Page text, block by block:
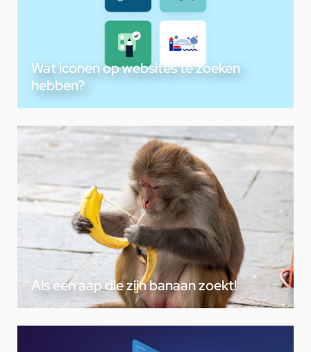
Wat iconen op websites te zoeken
hebben?
Als een aap die zijn banaan zoekt!